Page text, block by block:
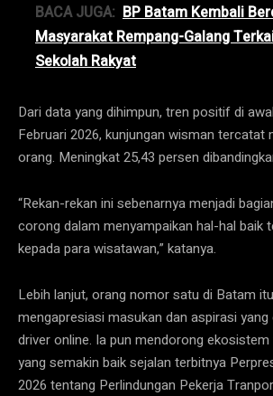
BACA JUGA: BP Batam Kembali
Masyarakat Rempang-Galang
Sekolah Rakyat
Dari data yang dihimpun, tren positif di
Februari 2026, kunjungan wisman tercatat
orang. Meningkat 25,43 persen
“Rekan-rekan ini sebenarnya menjadi
corong dalam menyampaikan hal-hal baik
kepada para wisatawan,” katanya.
Lebih lanjut, orang nomor satu di Batam
mengapresiasi masukan dan aspirasi
driver online. Ia pun mendorong
yang semakin baik sejalan terbitnya
2026 tentang Perlindungan Pekerja